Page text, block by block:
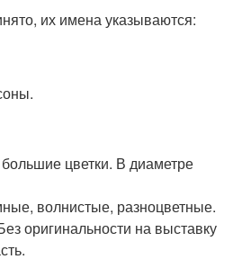
их имена указываются:
цветки. В диаметре
волнистые, разноцветные.
оригинальности на выставку